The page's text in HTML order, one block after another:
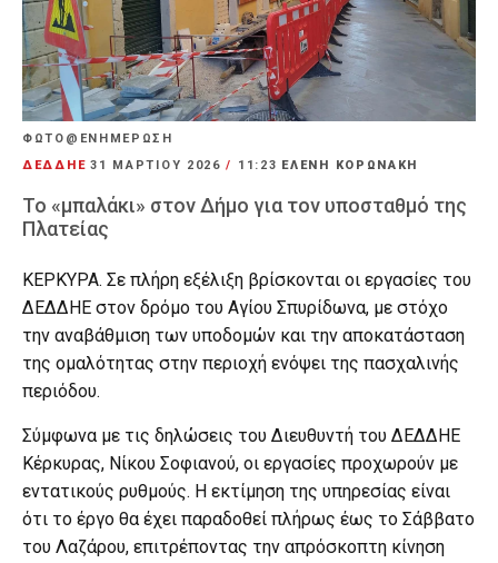
ΦΩΤΟ@ΕΝΗΜΕΡΩΣΗ
ΔΕΔΔΗΕ 31 ΜΑΡΤΊΟΥ 2026/ 11:23 ΕΛΕΝΗ ΚΟΡΩΝΑΚΗ
Το «μπαλάκι» στον Δήμο για τον υποσταθμό της
Πλατείας
ΚΕΡΚΥΡΑ. Σε πλήρη εξέλιξη βρίσκονται οι εργασίες του
ΔΕΔΔΗΕ στον δρόμο του Αγίου Σπυρίδωνα, με στόχο
την αναβάθμιση των υποδομών και την αποκατάσταση
της ομαλότητας στην περιοχή ενόψει της πασχαλινής
περιόδου.
Σύμφωνα με τις δηλώσεις του Διευθυντή του ΔΕΔΔΗΕ
Κέρκυρας, Νίκου Σοφιανού, οι εργασίες προχωρούν με
εντατικούς ρυθμούς. Η εκτίμηση της υπηρεσίας είναι
ότι το έργο θα έχει παραδοθεί πλήρως έως το Σάββατο
του Λαζάρου, επιτρέποντας την απρόσκοπτη κίνηση